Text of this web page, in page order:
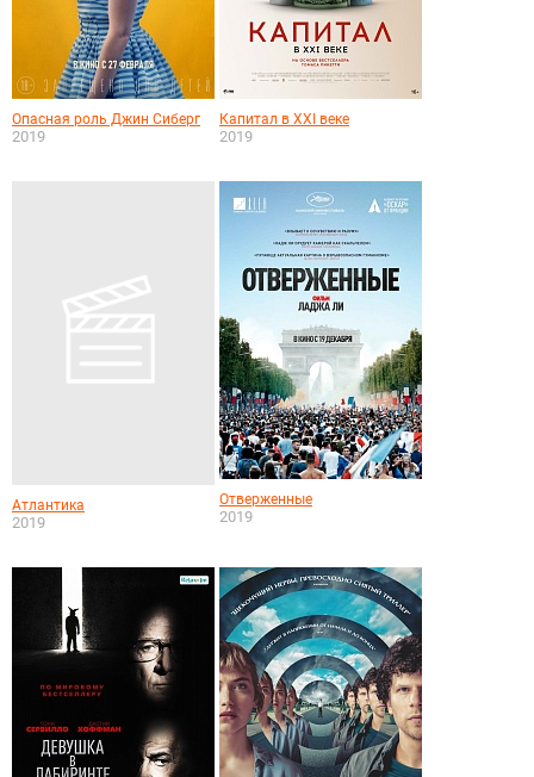
Опасная роль Джин Сиберг
2019
Капитал в XXI веке
2019
Атлантика
2019
Отверженные
2019